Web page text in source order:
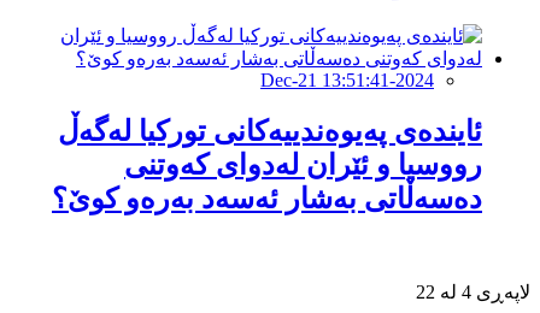
2024-Dec-21 13:51:41
ئایندەى پەیوەندییەکانى تورکیا لەگەڵ
رووسیا و ئێران لەدواى کەوتنى
دەسەڵاتى بەشار ئەسەد بەرەو كوێ؟
لاپەڕی 4 لە 22